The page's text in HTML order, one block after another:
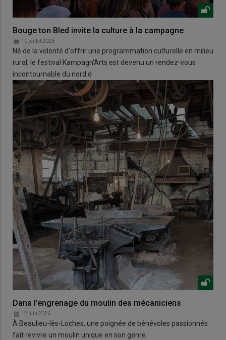
Bouge ton Bled invite la culture à la campagne
10 juillet 2026
Né de la volonté d'offrir une programmation culturelle en milieu
rural, le festival Kampagn'Arts est devenu un rendez-vous
incontournable du nord d
Dans l’engrenage du moulin des mécaniciens
12 juin 2026
À Beaulieu-lès-Loches, une poignée de bénévoles passionnés
fait revivre un moulin unique en son genre.